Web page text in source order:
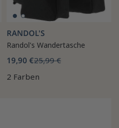
RANDOL'S
Randol's Wandertasche
19,90 €25,99 €
2 Farben